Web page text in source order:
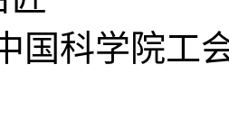
国科学院工